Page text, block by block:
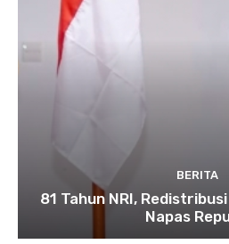
BERITA
81 Tahun NRI,
Napas